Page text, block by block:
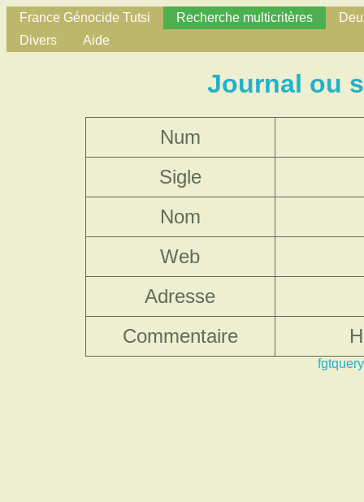
France Génocide Tutsi Recherche multicritères
Divers
Aide
Journal ou
Num
Sigle
Nom
Web
Adresse
Commentaire